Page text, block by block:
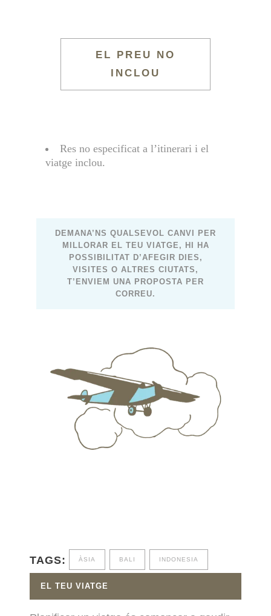
EL PREU NO
INCLOU
Res no especificat a l’itinerari i el
viatge inclou.
DEMANA’NS QUALSEVOL CANVI PER
MILLORAR EL TEU VIATGE, HI HA
POSSIBILITAT D’AFEGIR DIES,
VISITES O ALTRES CIUTATS,
T’ENVIEM UNA PROPOSTA PER
CORREU.
TAGS: ÀSIA BALI INDONESIA
EL TEU VIATGE